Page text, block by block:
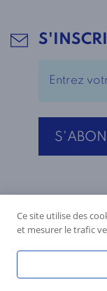
Ce site utilise des
et mesurer le trafic